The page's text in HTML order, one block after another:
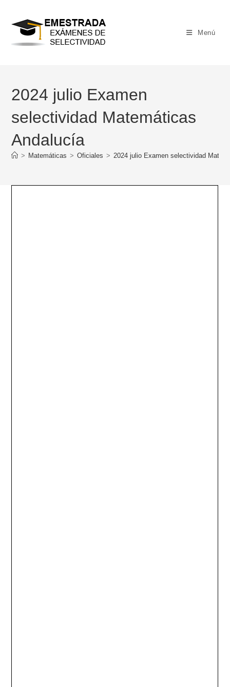
contenido
Menú
2024 julio Examen
selectividad Matemáticas
Andalucía
> Matemáticas > Oficiales > 2024 julio Examen selectividad